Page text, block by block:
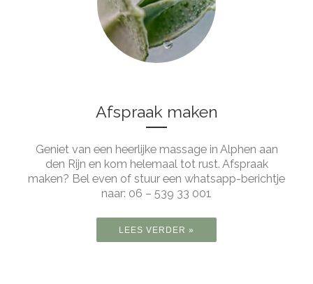
Afspraak maken
Geniet van een heerlijke massage in Alphen aan
den Rijn en kom helemaal tot rust. Afspraak
maken? Bel even of stuur een whatsapp-berichtje
naar: 06 – 539 33 001
LEES VERDER »